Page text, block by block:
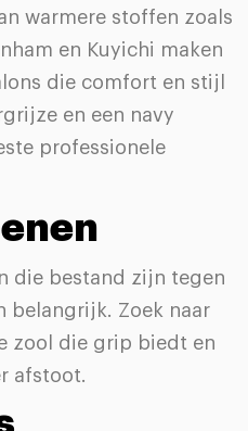
warmere stoffen zoals
en Kuyichi maken
die comfort en stijl
en een navy
professionele
die bestand zijn tegen
belangrijk. Zoek naar
zool die grip biedt en
afstoot.